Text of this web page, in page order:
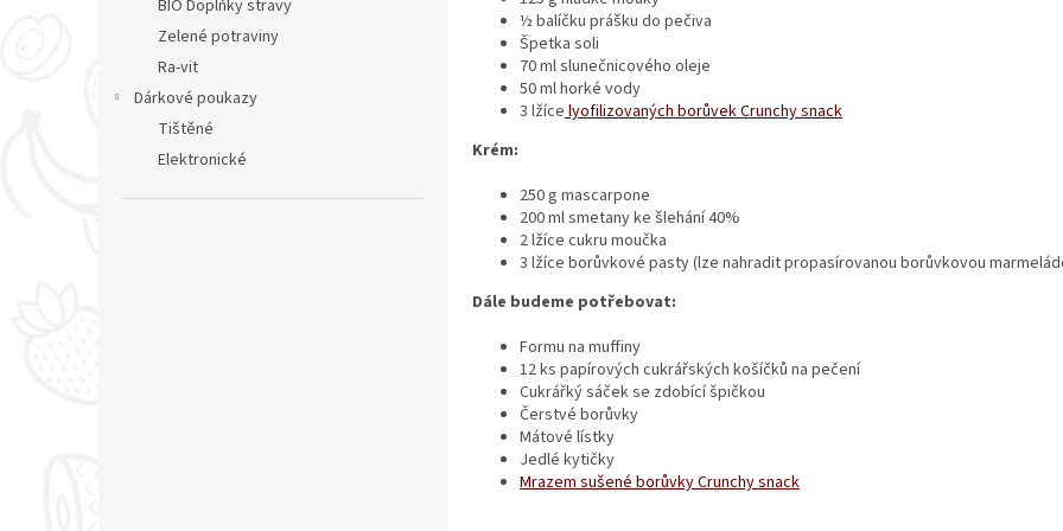
BIO Doplňky stravy
Zelené potraviny
Ra-vit
Dárkové poukazy
Tištěné
Elektronické
½ balíčku prášku do pečiva
Špetka soli
70 ml slunečnicového oleje
50 ml horké vody
3 lžícelyofilizovaných borůvek Crunchy snack
Krém:
250 g mascarpone
200 ml smetany ke šlehání 40%
2 lžíce cukru moučka
3 lžíce borůvkové pasty (lze nahradit propasírovanou borůvkovou
Dále budeme potřebovat:
Formu na muffiny
12 ks papírových cukrářských košíčků na pečení
Cukrářký sáček se zdobící špičkou
Čerstvé borůvky
Mátové lístky
Jedlé kytičky
Mrazem sušené borůvky Crunchy snack